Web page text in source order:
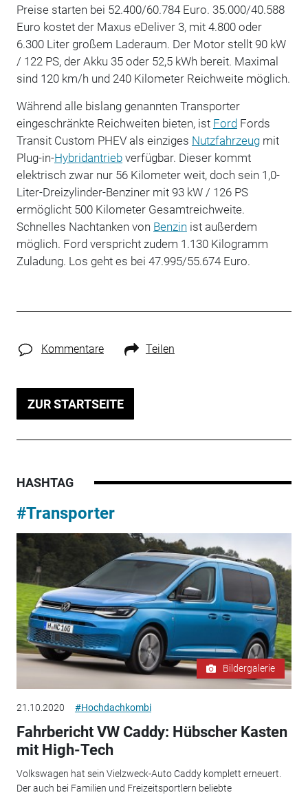
Preise starten bei 52.400/60.784 Euro. 35.000/40.588
Euro kostet der Maxus eDeliver 3, mit 4.800 oder
6.300 Liter großem Laderaum. Der Motor stellt 90 kW
/ 122 PS, der Akku 35 oder 52,5 kWh bereit. Maximal
sind 120 km/h und 240 Kilometer Reichweite möglich.
Während alle bislang genannten Transporter
eingeschränkte Reichweiten bieten, ist FordFords
Transit Custom PHEV als einziges Nutzfahrzeugmit
Plug-in-Hybridantriebverfügbar. Dieser kommt
elektrisch zwar nur 56 Kilometer weit, doch sein 1,0-
Liter-Dreizylinder-Benziner mit 93 kW / 126 PS
ermöglicht 500 Kilometer Gesamtreichweite.
Schnelles Nachtanken von Benzin ist außerdem
möglich. Ford verspricht zudem 1.130 Kilogramm
Zuladung. Los geht es bei 47.995/55.674 Euro.
Kommentare Teilen
ZUR STARTSEITE
HASHTAG
#Transporter
Bildergalerie
21.10.2020 #Hochdachkombi
Fahrbericht VW Caddy: Hübscher Kasten
mit High-Tech
Volkswagen hat sein Vielzweck-Auto Caddy komplett erneuert.
Der auch bei Familien und Freizeitsportlern beliebte